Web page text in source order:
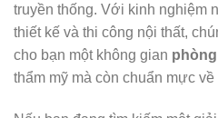
truyền thống. Với kinh nghiệm
thiết kế và thi công nội thất,
cho bạn một không gian
thẩm mỹ mà còn chuẩn mực về